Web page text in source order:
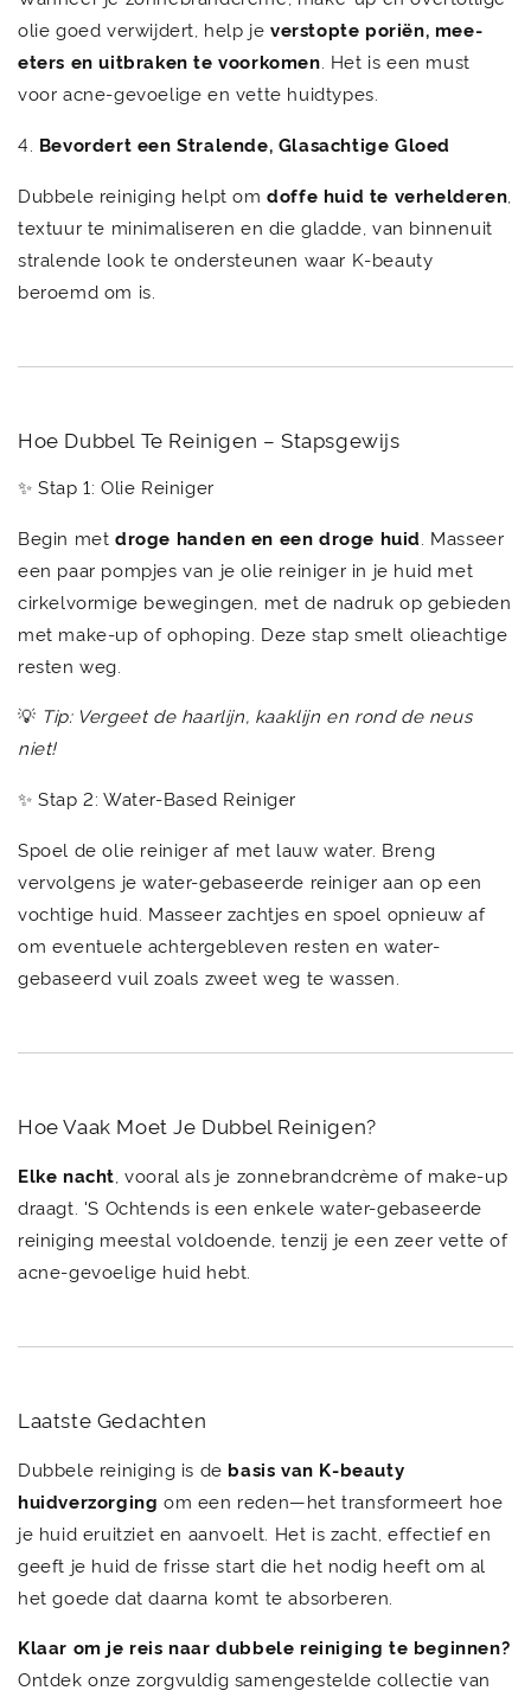
olie goed verwijdert, help jeverstopte poriën, mee-
eters en uitbraken te voorkomen . Het is een must
voor acne-gevoelige en vette huidtypes.
4. Bevordert een Stralende, Glasachtige Gloed
Dubbele reiniging helpt omdoffe huid te verhelderen
textuur te minimaliseren en die gladde, van binnenuit
stralende look te ondersteunen waar K-beauty
beroemd om is.
Hoe Dubbel Te Reinigen – Stapsgewijs
✨ Stap 1: Olie Reiniger
Begin met droge handen en een droge huid. Masseer
een paar pompjes van je olie reiniger in je huid met
cirkelvormige bewegingen, met de nadruk op gebieden
met make-up of ophoping. Deze stap smelt olieachtige
resten weg.
💡 Tip: Vergeet de haarlijn, kaaklijn en rond de neus
niet!
✨ Stap 2: Water-Based Reiniger
Spoel de olie reiniger af met lauw water. Breng
vervolgens je water-gebaseerde reiniger aan op een
vochtige huid. Masseer zachtjes en spoel opnieuw af
om eventuele achtergebleven resten en water-
gebaseerd vuil zoals zweet weg te wassen.
Hoe Vaak Moet Je Dubbel Reinigen?
Elke nacht, vooral als je zonnebrandcrème of make-up
draagt. 'S Ochtends is een enkele water-gebaseerde
reiniging meestal voldoende, tenzij je een zeer vette of
acne-gevoelige huid hebt.
Laatste Gedachten
Dubbele reiniging is de basis van K-beauty
huidverzorging om een reden—het transformeert hoe
je huid eruitziet en aanvoelt. Het is zacht, effectief en
geeft je huid de frisse start die het nodig heeft om al
het goede dat daarna komt te absorberen.
Klaar om je reis naar dubbele reiniging te beginnen?
Ontdek onze zorgvuldig samengestelde collectie van